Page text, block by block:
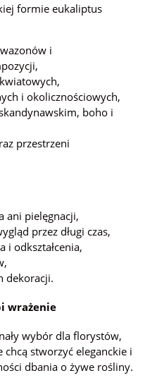
formie eukaliptus
i
i okolicznościowych,
boho i
przestrzeni
ani pielęgnacji,
przez długi czas,
i odkształcenia,
dekoracji.
wrażenie
wybór dla florystów,
stworzyć eleganckie i
dbania o żywe rośliny.